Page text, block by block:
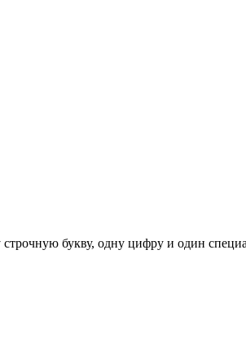
букву, одну цифру и один